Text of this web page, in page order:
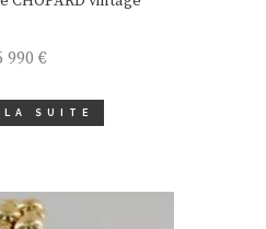
990 €
LA SUITE